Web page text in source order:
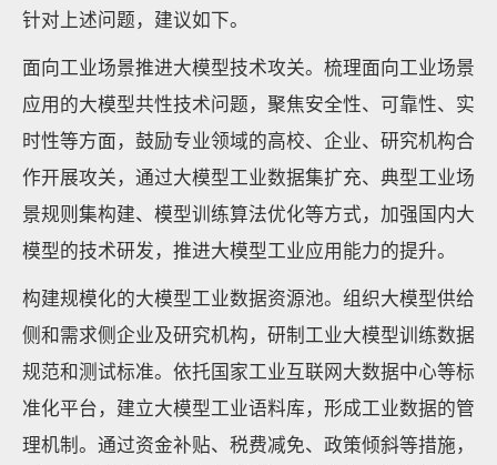
针对上述问题，建议如下。
面向工业场景推进大模型技术攻关。梳理面向工业场景
应用的大模型共性技术问题，聚焦安全性、可靠性、实
时性等方面，鼓励专业领域的高校、企业、研究机构合
作开展攻关，通过大模型工业数据集扩充、典型工业场
景规则集构建、模型训练算法优化等方式，加强国内大
模型的技术研发，推进大模型工业应用能力的提升。
构建规模化的大模型工业数据资源池。组织大模型供给
侧和需求侧企业及研究机构，研制工业大模型训练数据
规范和测试标准。依托国家工业互联网大数据中心等标
准化平台，建立大模型工业语料库，形成工业数据的管
理机制。通过资金补贴、税费减免、政策倾斜等措施，